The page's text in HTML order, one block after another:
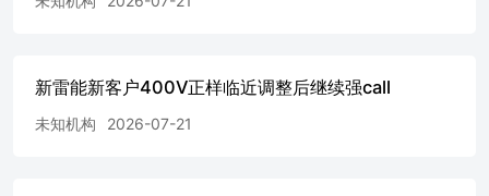
新雷能新客户400V正样临近调整后继续强call
未知机构 2026-07-21